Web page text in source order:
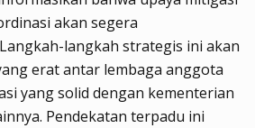
akan segera
langkah strategis ini akan
erat antar lembaga anggota
yang solid dengan kementerian
Pendekatan terpadu ini